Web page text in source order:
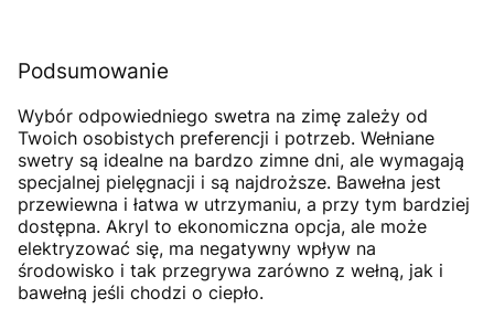
Podsumowanie
Wybór odpowiedniego swetra na zimę zależy od
Twoich osobistych preferencji i potrzeb. Wełniane
swetry są idealne na bardzo zimne dni, ale wymagają
specjalnej pielęgnacji i są najdroższe. Bawełna jest
przewiewna i łatwa w utrzymaniu, a przy tym bardziej
dostępna. Akryl to ekonomiczna opcja, ale może
elektryzować się, ma negatywny wpływ na
środowisko i tak przegrywa zarówno z wełną, jak i
bawełną jeśli chodzi o ciepło.